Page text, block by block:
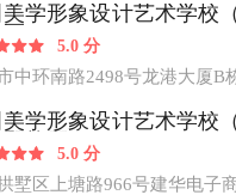
学形象设计艺术学校
）
5.0 分
中环南路2498号龙港大厦B
学形象设计艺术学校
墅校区）
5.0 分
墅区上塘路966号建华电子